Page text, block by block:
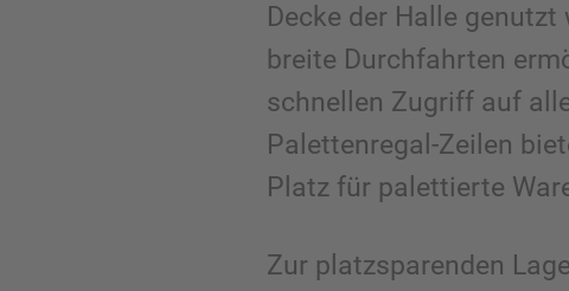
Decke der Halle genutzt
breite Durchfahrten
schnellen Zugriff auf
Palettenregal-Zeilen
Platz für palettierte
Zur platzsparenden